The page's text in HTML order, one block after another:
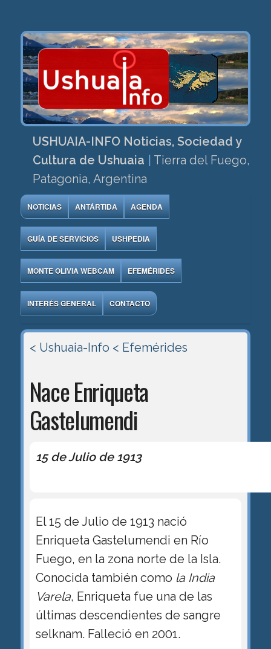
USHUAIA-INFO Noticias, Sociedad y
Cultura de Ushuaia
Tierra del Fuego,
Patagonia, Argentina
NOTICIAS ANTÁRTIDA AGENDA
GUÍA DE SERVICIOS USHPEDIA
MONTE OLIVIA WEBCAM EFEMÉRIDES
INTERÉS GENERAL CONTACTO
< Ushuaia-Info < Efemérides
Nace Enriqueta
Gastelumendi
15 de Julio de 1913
El 15 de Julio de 1913 nació
Enriqueta Gastelumendi en Río
Fuego, en la zona norte de la Isla.
Conocida también como la India
Varela, Enriqueta fue una de las
últimas descendientes de sangre
selknam. Falleció en 2001.